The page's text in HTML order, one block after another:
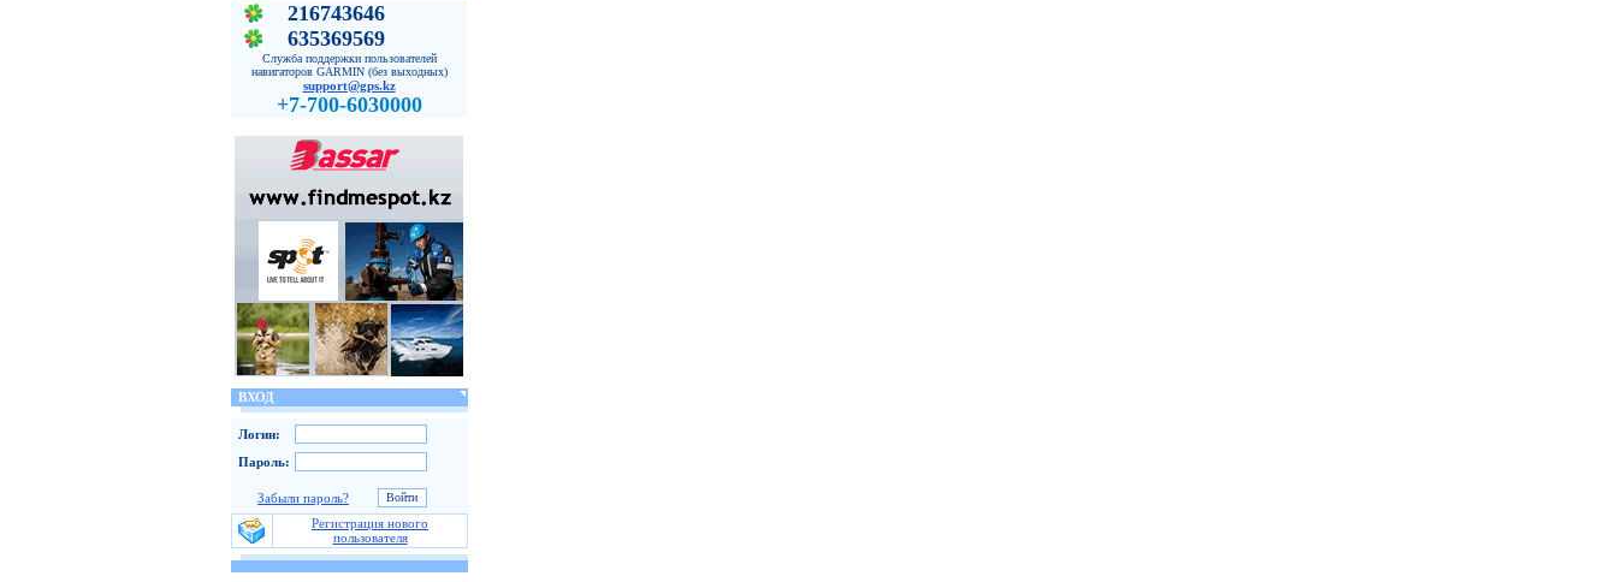
216743646
635369569
Служба поддержки пользователей
навигаторов GARMIN (без выходных)
support@gps.kz
+7-700-6030000
ВХОД
Логин:
Пароль:
Забыли пароль?
Регистрация нового
пользователя